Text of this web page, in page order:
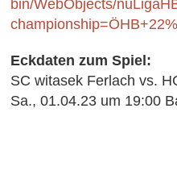
bin/WebObjects/
Eckdaten zum Spiel:
SC witasek Ferlach vs.
Sa., 01.04.23 um 19:00